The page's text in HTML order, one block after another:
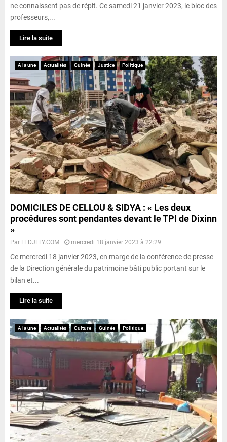
ne connaissent pas de répit. Ce samedi 21 janvier 2023, le bloc des
professeurs,...
Lire la suite
A la une Actualités Guinée Justice Politique
DOMICILES DE CELLOU & SIDYA : « Les deux
procédures sont pendantes devant le TPI de Dixinn
»
Par LEDJELY.COM mercredi 18 janvier 2023 à 22:29
Ce mercredi 18 janvier 2023, en marge de la conférence de presse
de la Direction générale du patrimoine bâti public portant sur le
bilan et...
Lire la suite
A la une Actualités Culture Guinée Politique